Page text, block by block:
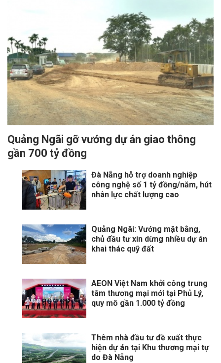
Quảng Ngãi gỡ vướng dự án giao thông
gần 700 tỷ đồng
Đà Nẵng hỗ trợ doanh nghiệp
công nghệ số 1 tỷ đồng/năm, hút
nhân lực chất lượng cao
Quảng Ngãi: Vướng mặt bằng,
chủ đầu tư xin dừng nhiều dự án
khai thác quỹ đất
AEON Việt Nam khởi công trung
tâm thương mại mới tại Phủ Lý,
quy mô gần 1.000 tỷ đồng
Thêm nhà đầu tư đề xuất thực
hiện dự án tại Khu thương mại tự
do Đà Nẵng